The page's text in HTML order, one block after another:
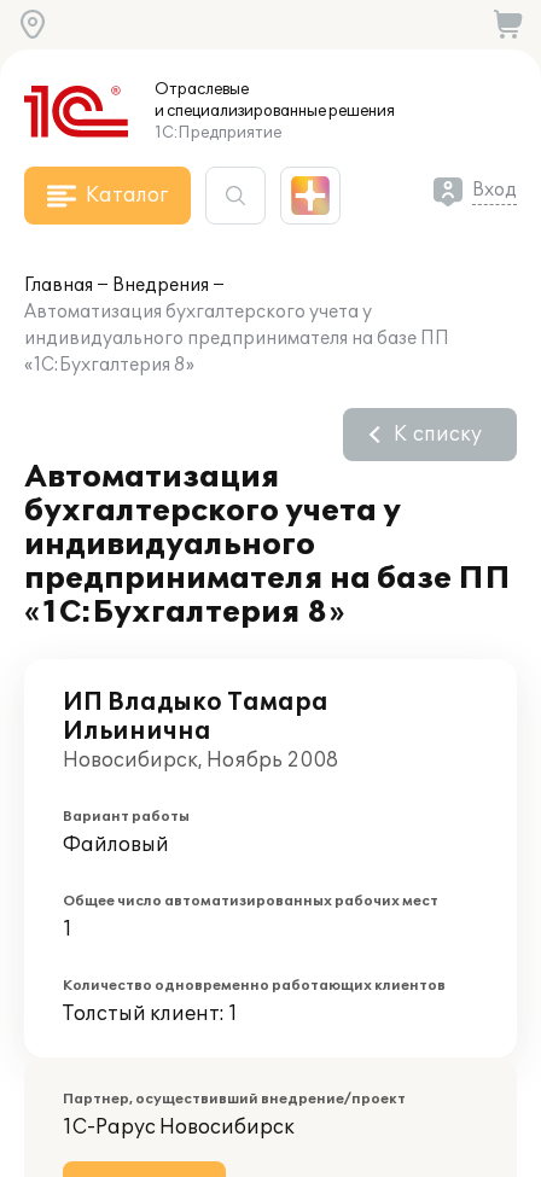
Отраслевые
и специализированныерешения
1С:Предприятие
Каталог Вход
Главная
Внедрения
Автоматизация бухгалтерского учета у
индивидуального предпринимателя на базе ПП
«1С:Бухгалтерия 8»
Автоматизация
бухгалтерского учета у
индивидуального
предпринимателя на базе ПП
«1С:Бухгалтерия 8»
К списку
ИП Владыко Тамара
Ильинична
Новосибирск, Ноябрь 2008
Вариант работы
Файловый
Общее число автоматизированных рабочих мест
1
Количество одновременно работающих клиентов
Толстый клиент: 1
Партнер, осуществивший внедрение/проект
1С-Рарус Новосибирск